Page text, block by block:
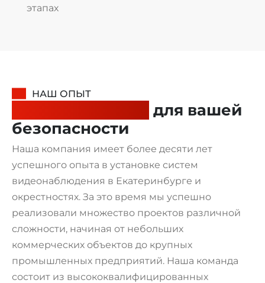
этапах
НАШ ОПЫТ
для вашей
безопасности
Наша компания имеет более десяти лет
успешного опыта в установке систем
видеонаблюдения в Екатеринбурге и
окрестностях. За это время мы успешно
реализовали множество проектов различной
сложности, начиная от небольших
коммерческих объектов до крупных
промышленных предприятий. Наша команда
состоит из высококвалифицированных